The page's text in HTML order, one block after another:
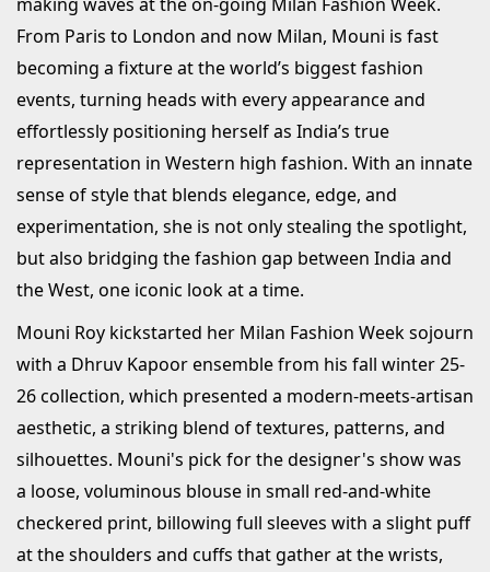
From Paris to London and now Milan, Mouni is fast
becoming a fixture at the world’s biggest fashion
events, turning heads with every appearance and
effortlessly positioning herself as India’s true
representation in Western high fashion. With an innate
sense of style that blends elegance, edge, and
experimentation, she is not only stealing the spotlight,
but also bridging the fashion gap between India and
the West, one iconic look at a time.
Mouni Roy kickstarted her Milan Fashion Week sojourn
with a Dhruv Kapoor ensemble from his fall winter 25-
26 collection, which presented a modern-meets-artisan
aesthetic, a striking blend of textures, patterns, and
silhouettes. Mouni's pick for the designer's show was
a loose, voluminous blouse in small red-and-white
checkered print, billowing full sleeves with a slight puff
at the shoulders and cuffs that gather at the wrists,